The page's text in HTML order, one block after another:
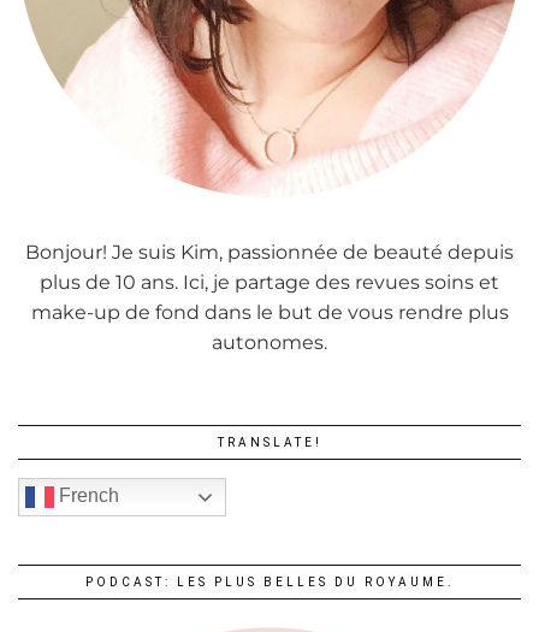
Bonjour! Je suis Kim, passionnée de beauté depuis
plus de 10 ans. Ici, je partage des revues soins et
make-up de fond dans le but de vous rendre plus
autonomes.
TRANSLATE!
French
PODCAST: LES PLUS BELLES DU ROYAUME.